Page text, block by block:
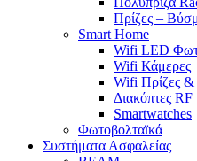
Πρίζες –
Smart Home
Wifi LED
Wifi Κάμερες
Wifi Πρίζες &
Διακόπτες RF
Smartwatches
Φωτοβολταϊκά
Συστήματα Ασφαλείας